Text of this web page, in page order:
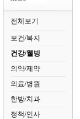
전체보기
보건/복지
건강/웰빙
의약/제약
의료/병원
한방/치과
정책/인사